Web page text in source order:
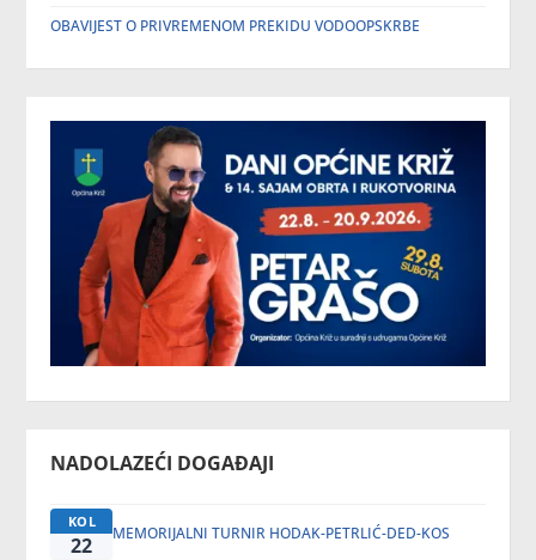
OBAVIJEST O PRIVREMENOM PREKIDU VODOOPSKRBE
NADOLAZEĆI DOGAĐAJI
KOL
22 MEMORIJALNI TURNIR HODAK-PETRLIĆ-DED-KOS